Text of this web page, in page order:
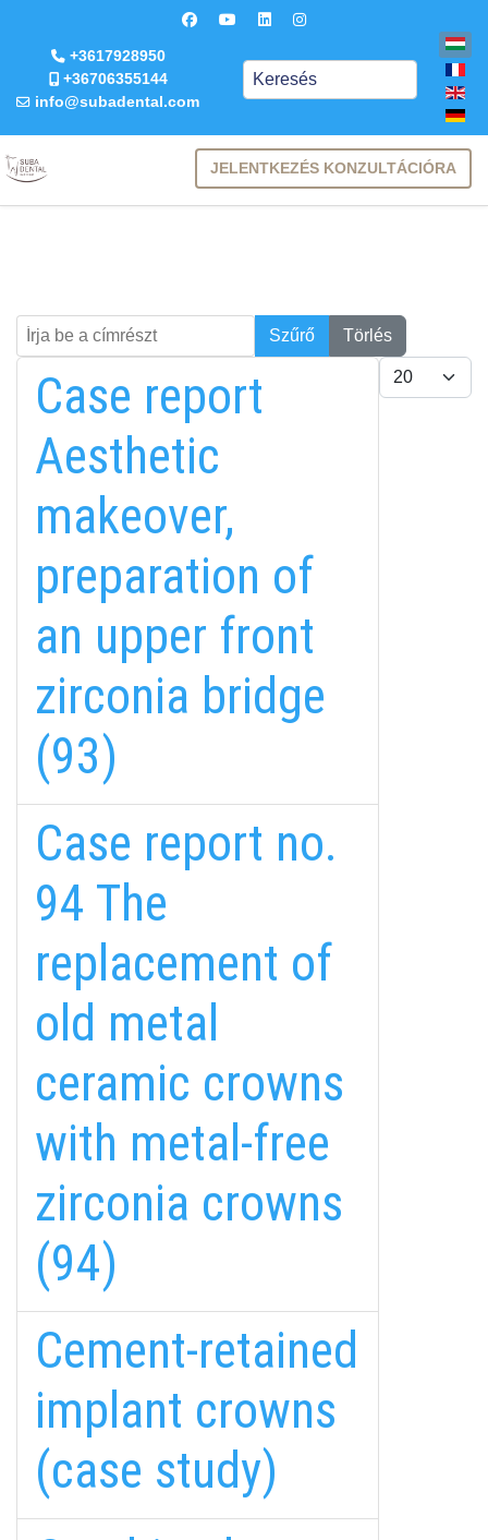
Keresés
+3617928950
+36706355144
info@subadental.com
JELENTKEZÉS KONZULTÁCIÓRA
Írja be a címrészt
Keresés Szűrő
Törlés
Tételek #
Case report
Aesthetic
makeover,
preparation of
an upper front
zirconia bridge
(93)
Case report no.
94 The
replacement of
old metal
ceramic crowns
with metal-free
zirconia crowns
(94)
Cement-retained
implant crowns
(case study)